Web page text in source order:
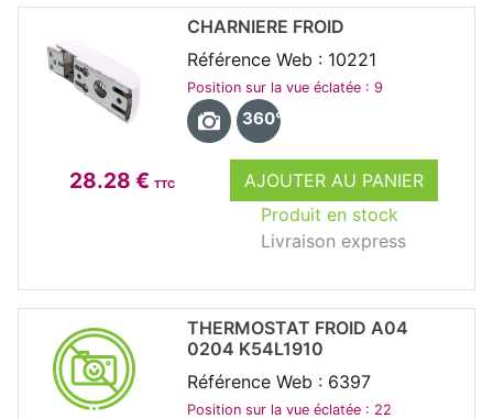
28.28 € TTC
AJOUTER AU PANIER
Produit en stock
Livraison express
CHARNIERE FROID
Référence Web : 10221
Position sur la vue éclatée : 9
360°
THERMOSTAT FROID A04
0204 K54L1910
Référence Web : 6397
Position sur la vue éclatée : 22